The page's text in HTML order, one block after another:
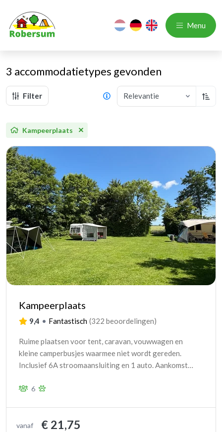
Menu
nl de en
3 accommodatietypes gevonden
Filter Relevantie
Kampeerplaats
Kampeerplaats
9,4 • Fantastisch (322 beoordelingen)
Ruime plaatsen voor tent, caravan, vouwwagen en
kleine camperbusjes waarmee niet wordt gereden.
Inclusief 6A stroomaansluiting en 1 auto. Aankomst
6
vanaf € 21,75